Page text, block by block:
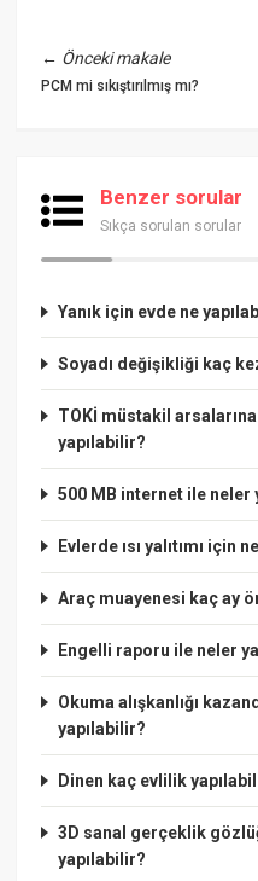
← Önceki makale
PCM mi sıkıştırılmış mı?
Benzer sorular
Sıkça sorulan sorular
Yanık için evde ne
Soyadı değişikliği kaç
TOKİ müstakil
yapılabilir?
500 MB internet ile neler
Evlerde ısı yalıtımı için
Araç muayenesi kaç ay
Engelli raporu ile neler
Okuma alışkanlığı
yapılabilir?
Dinen kaç evlilik
3D sanal gerçeklik
yapılabilir?